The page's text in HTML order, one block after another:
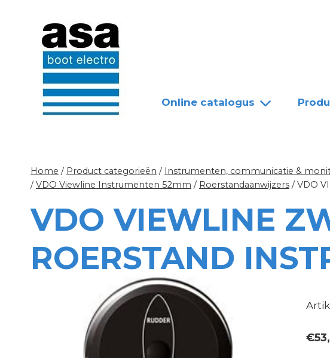
Online catalogus
Home / Product categorieën / Instrumenten, communicatie &
/ VDO Viewline Instrumenten 52mm / Roerstandaanwijzers / VDO
VDO VIEWLINE
ROERSTAND
€